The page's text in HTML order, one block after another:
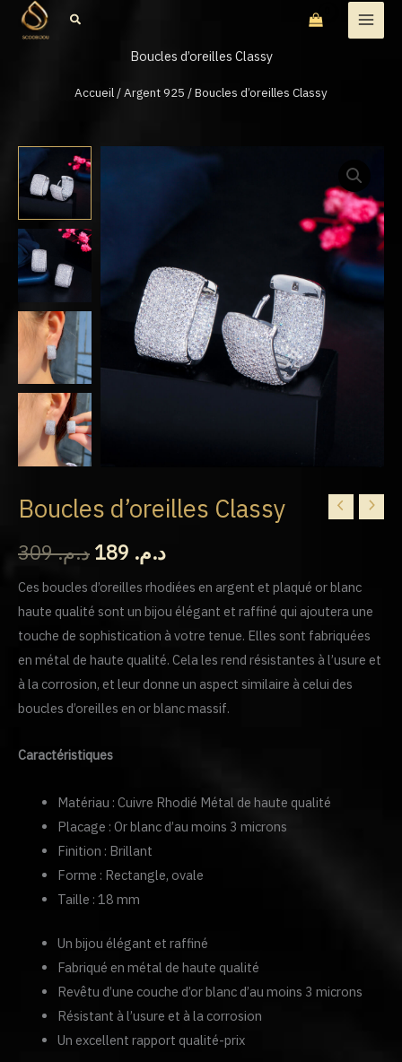
Aller
Rechercher
Boucles d’oreilles Classy
Accueil/Argent 925 / Boucles d’oreilles Classy
Boucles d’oreilles Classy
د.م.309
Le
prix
initial
était :
د.م. 309.
د.م.
Le
actuel
est :
د.م. 189.
Ces boucles d’oreilles rhodiées en argent et plaqué or blanc
haute qualité sont un bijou élégant et raffiné qui ajoutera une
touche de sophistication à votre tenue. Elles sont fabriquées
en métal de haute qualité. Cela les rend résistantes à l’usure et
à la corrosion, et leur donne un aspect similaire à celui des
boucles d’oreilles en or blanc massif.
Caractéristiques
Matériau : Cuivre Rhodié Métal de haute qualité
Placage : Or blanc d’au moins 3 microns
Finition : Brillant
Forme : Rectangle, ovale
Taille : 18 mm
Un bijou élégant et raffiné
Fabriqué en métal de haute qualité
Revêtu d’une couche d’or blanc d’au moins 3 microns
Résistant à l’usure et à la corrosion
Un excellent rapport qualité-prix